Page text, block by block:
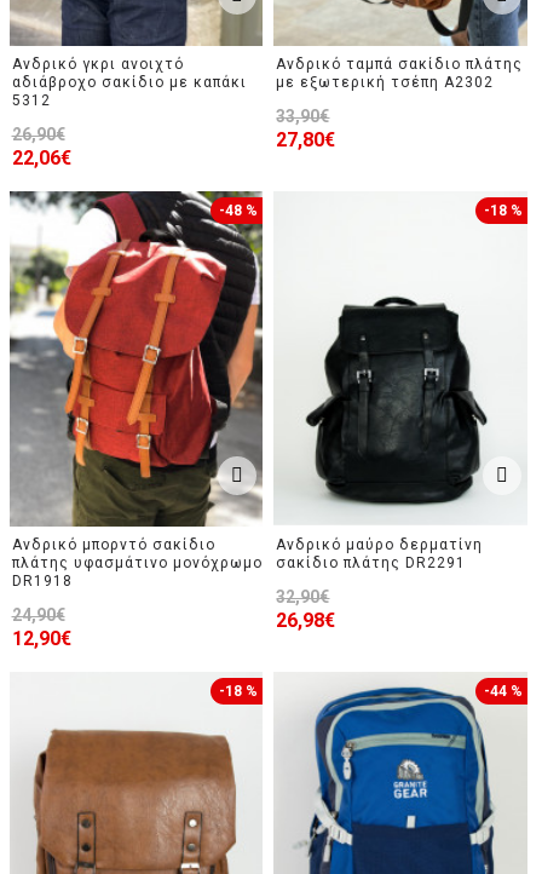
Ανδρικό γκρι ανοιχτό
αδιάβροχο σακίδιο με καπάκι
5312
22,06€
26,90€
Ανδρικό ταμπά σακίδιο πλάτης
με εξωτερική τσέπη A2302
27,80€
33,90€
-48 %
Ανδρικό μπορντό σακίδιο
πλάτης υφασμάτινο μονόχρωμο
DR1918
12,90€
24,90€
-18 %
Ανδρικό μαύρο δερματίνη
σακίδιο πλάτης DR2291
26,98€
32,90€
-18 % -44 %